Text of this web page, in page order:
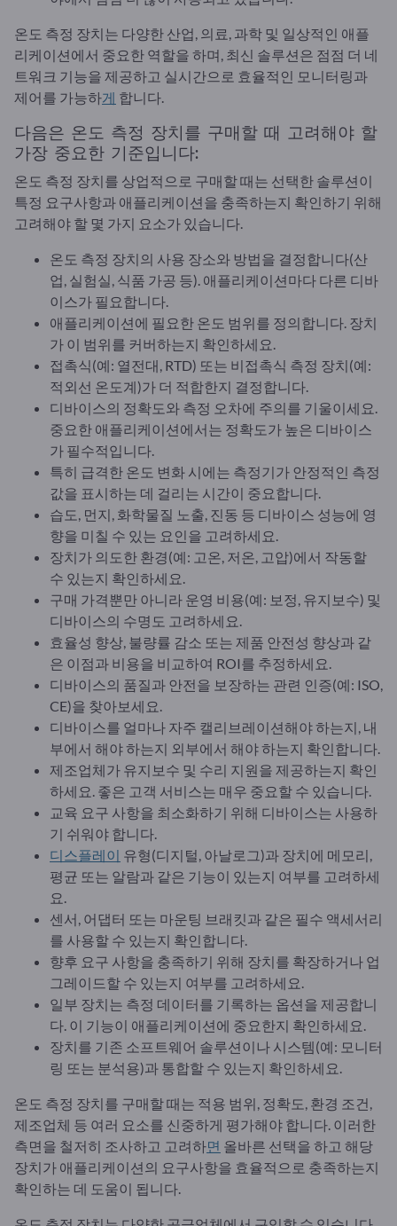
온도 측정 장치는 다양한 산업, 의료, 과학 및 일상적인 애플
리케이션에서 중요한 역할을 하며, 최신 솔루션은 점점 더 네
트워크 기능을 제공하고 실시간으로 효율적인 모니터링과
제어를 가능하게 합니다.
다음은 온도 측정 장치를 구매할 때 고려해야 할
가장 중요한 기준입니다:
온도 측정 장치를 상업적으로 구매할 때는 선택한 솔루션이
특정 요구사항과 애플리케이션을 충족하는지 확인하기 위해
고려해야 할 몇 가지 요소가 있습니다.
온도 측정 장치의 사용 장소와 방법을 결정합니다(산
업, 실험실, 식품 가공 등). 애플리케이션마다 다른 디바
이스가 필요합니다.
애플리케이션에 필요한 온도 범위를 정의합니다. 장치
가 이 범위를 커버하는지 확인하세요.
접촉식(예: 열전대, RTD) 또는 비접촉식 측정 장치(예:
적외선 온도계)가 더 적합한지 결정합니다.
디바이스의 정확도와 측정 오차에 주의를 기울이세요.
중요한 애플리케이션에서는 정확도가 높은 디바이스
가 필수적입니다.
특히 급격한 온도 변화 시에는 측정기가 안정적인 측정
값을 표시하는 데 걸리는 시간이 중요합니다.
습도, 먼지, 화학물질 노출, 진동 등 디바이스 성능에 영
향을 미칠 수 있는 요인을 고려하세요.
장치가 의도한 환경(예: 고온, 저온, 고압)에서 작동할
수 있는지 확인하세요.
구매 가격뿐만 아니라 운영 비용(예: 보정, 유지보수) 및
디바이스의 수명도 고려하세요.
효율성 향상, 불량률 감소 또는 제품 안전성 향상과 같
은 이점과 비용을 비교하여 ROI를 추정하세요.
디바이스의 품질과 안전을 보장하는 관련 인증(예: ISO,
CE)을 찾아보세요.
디바이스를 얼마나 자주 캘리브레이션해야 하는지, 내
부에서 해야 하는지 외부에서 해야 하는지 확인합니다.
제조업체가 유지보수 및 수리 지원을 제공하는지 확인
하세요. 좋은 고객 서비스는 매우 중요할 수 있습니다.
교육 요구 사항을 최소화하기 위해 디바이스는 사용하
기 쉬워야 합니다.
디스플레이 유형(디지털, 아날로그)과 장치에 메모리,
평균 또는 알람과 같은 기능이 있는지 여부를 고려하세
요.
센서, 어댑터 또는 마운팅 브래킷과 같은 필수 액세서리
를 사용할 수 있는지 확인합니다.
향후 요구 사항을 충족하기 위해 장치를 확장하거나 업
그레이드할 수 있는지 여부를 고려하세요.
일부 장치는 측정 데이터를 기록하는 옵션을 제공합니
다. 이 기능이 애플리케이션에 중요한지 확인하세요.
장치를 기존 소프트웨어 솔루션이나 시스템(예: 모니터
링 또는 분석용)과 통합할 수 있는지 확인하세요.
온도 측정 장치를 구매할 때는 적용 범위, 정확도, 환경 조건,
제조업체 등 여러 요소를 신중하게 평가해야 합니다. 이러한
측면을 철저히 조사하고 고려하면 올바른 선택을 하고 해당
장치가 애플리케이션의 요구사항을 효율적으로 충족하는지
확인하는 데 도움이 됩니다.